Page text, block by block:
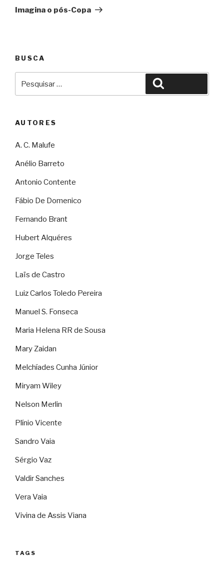
Imagina o pós-Copa
BUSCA
por:
AUTORES
A. C. Malufe
Anélio Barreto
Antonio Contente
Fábio De Domenico
Fernando Brant
Hubert Alquéres
Jorge Teles
Laïs de Castro
Luiz Carlos Toledo Pereira
Manuel S. Fonseca
Maria Helena RR de Sousa
Mary Zaidan
Melchíades Cunha Júnior
Miryam Wiley
Nelson Merlin
Plínio Vicente
Sandro Vaia
Sérgio Vaz
Valdir Sanches
Vera Vaia
Vivina de Assis Viana
TAGS